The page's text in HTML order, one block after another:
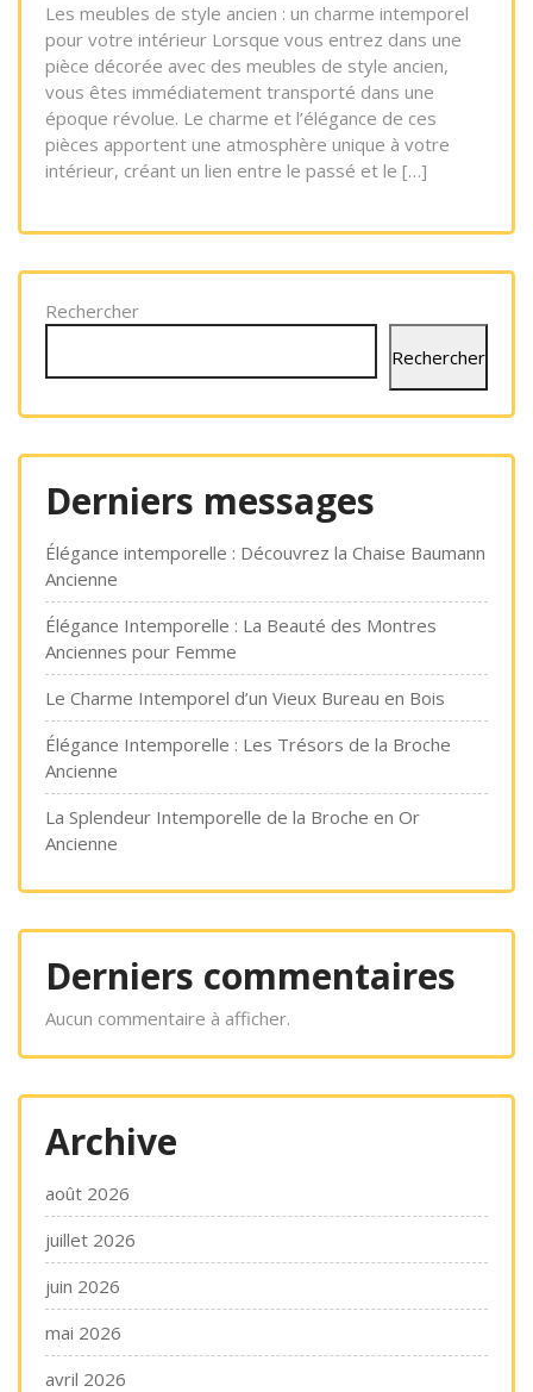
Les meubles de style ancien : un charme intemporel
pour votre intérieur Lorsque vous entrez dans une
pièce décorée avec des meubles de style ancien,
vous êtes immédiatement transporté dans une
époque révolue. Le charme et l’élégance de ces
pièces apportent une atmosphère unique à votre
intérieur, créant un lien entre le passé et le […]
Rechercher
Rechercher
Derniers messages
Élégance intemporelle : Découvrez la Chaise Baumann
Ancienne
Élégance Intemporelle : La Beauté des Montres
Anciennes pour Femme
Le Charme Intemporel d’un Vieux Bureau en Bois
Élégance Intemporelle : Les Trésors de la Broche
Ancienne
La Splendeur Intemporelle de la Broche en Or
Ancienne
Derniers commentaires
Aucun commentaire à afficher.
Archive
août 2026
juillet 2026
juin 2026
mai 2026
avril 2026